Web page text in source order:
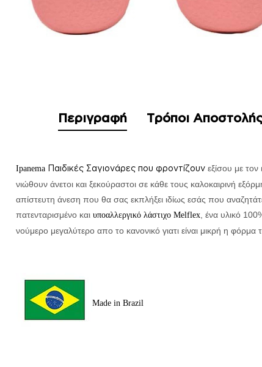
Περιγραφή Τρόποι
Ipanema Παιδικές Σαγιονάρες που φροντίζουν εξίσου με
νιώθουν άνετοι και ξεκούραστοι σε κάθε τους καλοκαιρινή
απίστευτη άνεση που θα σας εκπλήξει ιδίως εσάς που
πατενταρισμένο και υποαλλεργικό λάστιχο Melflex, ένα υλικό
νούμερο μεγαλύτερο απο το κανονικό γιατι είναι μικρή η φόρμα
Made in Brazil